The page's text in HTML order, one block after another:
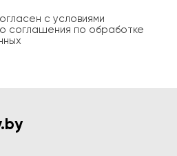
с условиями
соглашения по обработке